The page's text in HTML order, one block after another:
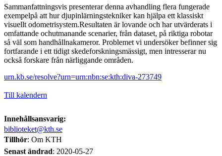
Sammanfattningsvis presenterar denna avhandling flera fungerade
exempelpå att hur djupinlärningstekniker kan hjälpa ett klassiskt
visuellt odometrisystem.Resultaten är lovande och har utvärderats i
omfattande ochutmanande scenarier, från dataset, på riktiga robotar
så väl som handhållnakameror. Problemet vi undersöker befinner sig
fortfarande i ett tidigt skedeforskningsmässigt, men intresserar nu
också forskare från närliggande områden.
urn.kb.se/resolve?urn=urn:nbn:se:kth:diva-273749
Till kalendern
Innehållsansvarig:
biblioteket@kth.se
Tillhör: Om KTH
Senast ändrad: 2020-05-27